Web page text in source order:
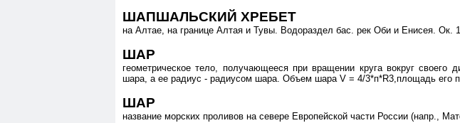
ШАПШАЛЬСКИЙ ХРЕБЕТ
на Алтае, на границе Алтая и Тувы. Водораздел бас. рек Оби и Енисея. Ок.
ШАР
геометрическое тело, получающееся при вращении круга вокруг
шара, а ее радиус - радиусом шара. Объем шара V = 4/3*п*R3,площадь его
ШАР
название морских проливов на севере Европейской части России (напр.,